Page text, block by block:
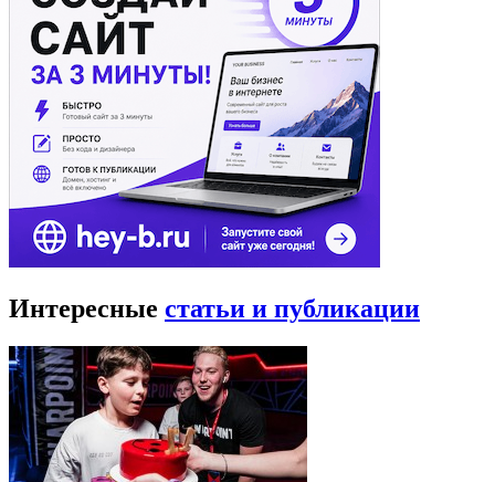
Интересные статьи и публикации